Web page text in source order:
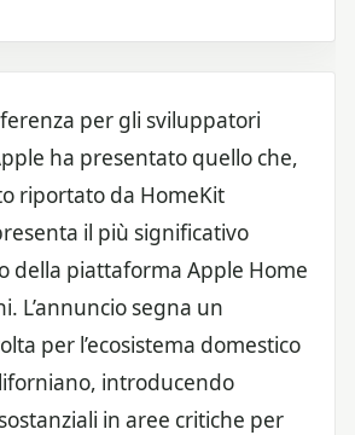
per gli sviluppatori
ha presentato quello che,
riportato da HomeKit
il più significativo
della piattaforma Apple Home
L’annuncio segna un
per l’ecosistema domestico
introducendo
in aree critiche per